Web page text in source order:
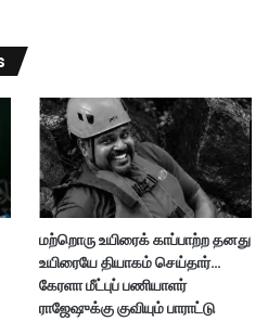
மற்றொரு உயிரைக் காப்பாற்ற தனது
உயிரையே தியாகம் செய்தார்…
கேரளா மீட்புப் பணியாளர்
ராஜேஷுக்கு குவியும் பாராட்டு